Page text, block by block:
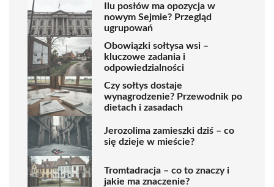
Ilu posłów ma opozycja w
nowym Sejmie? Przegląd
ugrupowań
Obowiązki sołtysa wsi –
kluczowe zadania i
odpowiedzialności
Czy sołtys dostaje
wynagrodzenie? Przewodnik po
dietach i zasadach
Jerozolima zamieszki dziś – co
się dzieje w mieście?
Tromtadracja – co to znaczy i
jakie ma znaczenie?